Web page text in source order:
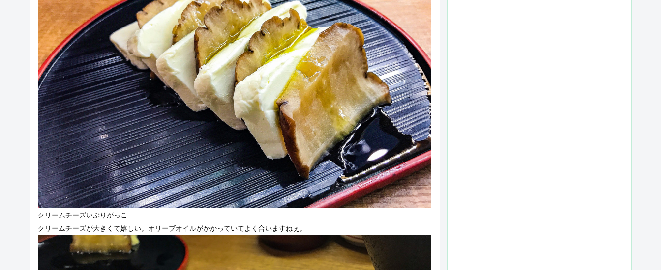
クリームチーズいぶりがっこ
クリームチーズが大きくて嬉しい。オリーブオイルがかかっていてよく合いますねぇ。